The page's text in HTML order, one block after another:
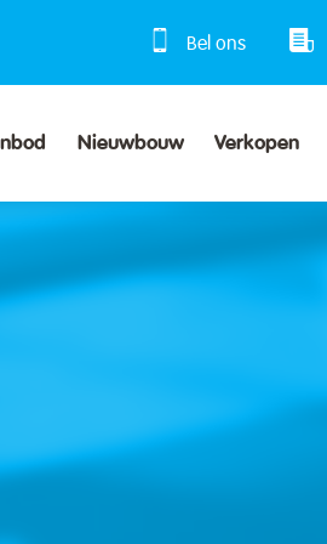
Bel ons
Nieuwbouw Verkopen